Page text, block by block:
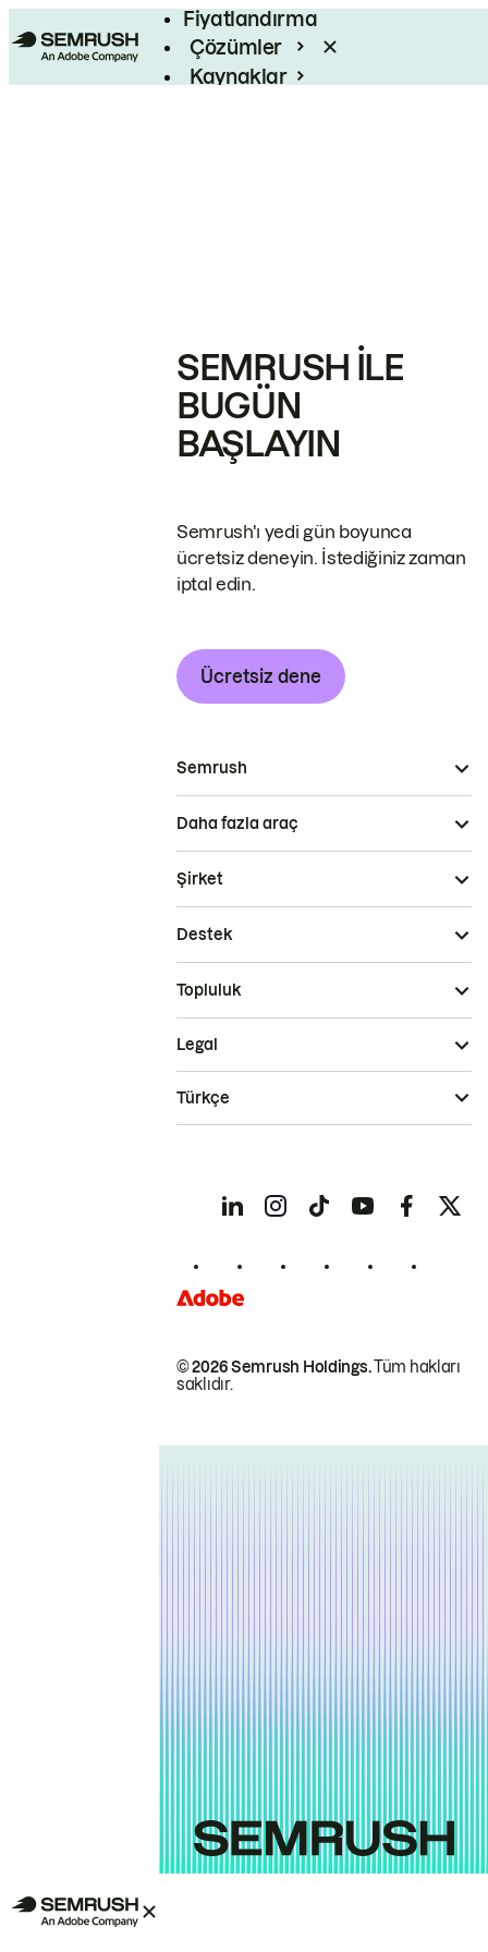
Fiyatlandırma
Çözümler
Kaynaklar
SEMRUSH ILE
BUGÜN
BAŞLAYIN
Semrush'ı yedi gün boyunca
ücretsiz deneyin. İstediğiniz zaman
iptal edin.
Ücretsiz dene
Semrush
Daha fazla araç
Şirket
Destek
Topluluk
© 2026 Semrush Holdings.Tüm hakları
saklıdır.
Legal
Türkçe